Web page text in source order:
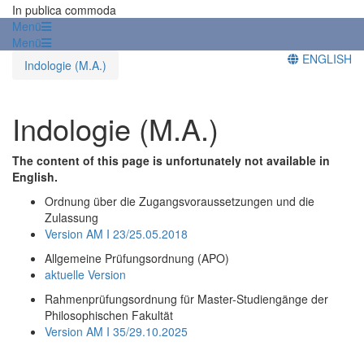
In publica commoda
Menü
Menü
Indologie (M.A.)
ENGLISH
Indologie (M.A.)
The content of this page is unfortunately not available in
English.
Ordnung über die Zugangsvoraussetzungen und die
Zulassung
Version AM I 23/25.05.2018
Allgemeine Prüfungsordnung (APO)
aktuelle Version
Rahmenprüfungsordnung für Master-Studiengänge der
Philosophischen Fakultät
Version AM I 35/29.10.2025